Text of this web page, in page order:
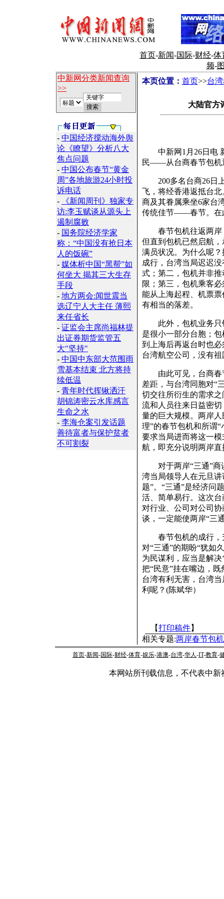
首页-新闻-国际-财经-体
频-
中新网分类新闻查询
>>
- 中国经济搅动海外舆
论《瞭望》分析八大
焦点问题
- 中国公布春节“黄金
周”各地旅游24小时投
诉电话
-
《新闻周刊》独家专
访:李玉赋谈从源头上
遏制腐败
- 国务院经济学家
称：“中国没有抢日本
人的饭碗”
- 媒体析中国“黑帮”如
何坐大 揭其三大生存
手段
- 地方两会:闻世震当
选辽宁人大主任 薄熙
来任省长
- 证监会主席尚福林提
出证券期货监管五
大"坚持"
- 中国中东部大范围雨
雪基本结束 北方将持
续低温
- 青年时代挥锹洒汗
胡锦涛密云水库感言
生命之水
- 李海仓案引发话题
善待富者与保护贫者
不可割裂
本页位置： 首页>>台
大陆官方
中新网1月26日电 新
民——从台商春节包机
200多名台商26日上
飞，将经香港返抵台
商及其眷属乘坐6家台
传统佳节——春节。在
春节包机往返两岸
但直到包机已然启航
满员状况。为什么呢
成行，台湾当局迟迟
式；第二，包机并非
限；第三，包机乘客
能从上海起程、机票
有相当的落差。
此外，包机业务只
是很小一部分台胞；
到上海后再返台时也
台湾航空公司，没有
由此可见，台商春节
差距，与台湾同胞对“
切交往所衍生的需求
流和人员往来日益密
量的巨大规模。两岸
理”的春节包机和所谓
要求当局进而将这一
航，即充分说明两岸
对于两岸“三通”商
湾当局领导人在元旦
题”。“三通”是经济问
活、简单易行。这次
对行业、公司对公司
谈，一定能使两岸“三
春节包机的成行，
对“三通”的期盼“犹如
为民谋利，应当是解决
把“民意”挂在嘴边，
台湾有利无害，台湾
利呢？(陈斌华）
【打印稿件】
相关专题:两岸春节包
首页-新闻-国际-财经-体育-娱乐-港澳-台湾-华人-IT-教育-
本网站所刊载信息，不代表中